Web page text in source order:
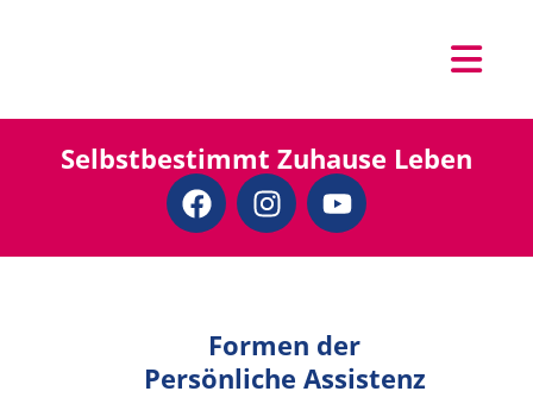
Selbstbestimmt Zuhause Leben
Formen der
Persönliche Assistenz